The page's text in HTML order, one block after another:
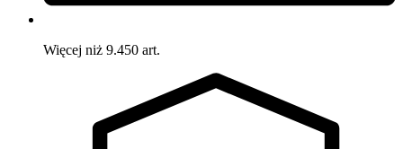
Więcej niż 9.450 art.